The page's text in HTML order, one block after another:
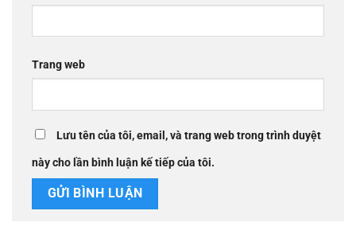
Trang web
Lưu tên của tôi, email, và trang web trong trình duyệt
này cho lần bình luận kế tiếp của tôi.